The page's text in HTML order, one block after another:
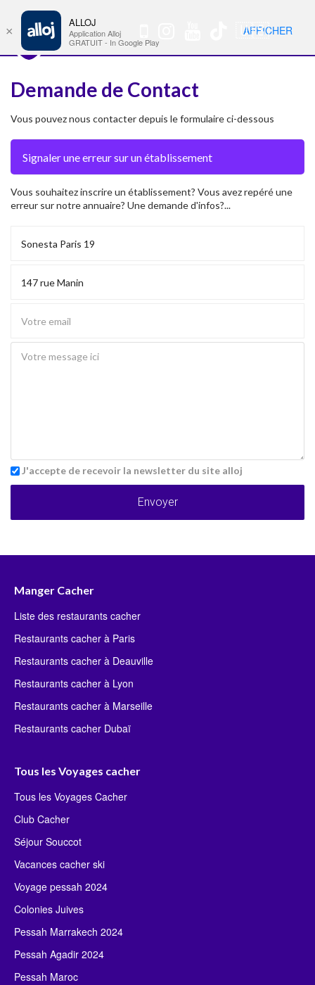
🇺🇸 Nav
Demande de Contact
Vous pouvez nous contacter depuis le formulaire ci-dessous
Vous souhaitez inscrire un établissement? Vous avez repéré une
erreur sur notre annuaire? Une demande d'infos?...
J'accepte de recevoir la newsletter du site alloj
Envoyer
Manger Cacher
Liste des restaurants cacher
Restaurants cacher à Paris
Restaurants cacher à Deauville
Restaurants cacher à Lyon
Restaurants cacher à Marseille
Restaurants cacher Dubaï
Tous les Voyages cacher
Tous les Voyages Cacher
Club Cacher
Séjour Souccot
Vacances cacher ski
Voyage pessah 2024
Colonies Juives
Pessah Marrakech 2024
Pessah Agadir 2024
Pessah Maroc
×
ALLOJ
Application Alloj
GRATUIT - In Google Play
AFFICHER